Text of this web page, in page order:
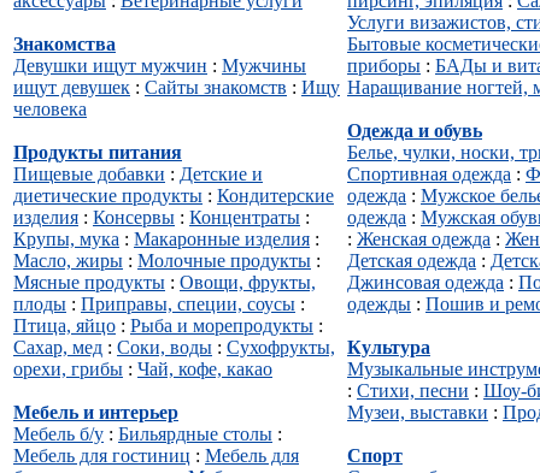
Знакомства
Девушки ищут мужчин : Мужчины
ищут девушек : Сайты знакомств : Ищу
человека
Продукты питания
Пищевые добавки : Детские и
диетические продукты : Кондитерские
изделия : Консервы : Концентраты :
Крупы, мука : Макаронные изделия :
Масло, жиры : Молочные продукты :
Мясные продукты : Овощи, фрукты,
плоды : Приправы, cпеции, cоусы :
Птица, яйцо : Рыба и морепродукты :
Сахар, мед : Соки, воды : Сухофрукты,
орехи, грибы : Чай, кофе, какао
Мебель и интерьер
Мебель б/у : Бильярдные столы :
Мебель для гостиниц : Мебель для
Услуги визажистов,
Бытовые
приборы : БАДы и
Наращивание ногтей,
Одежда и обувь
Белье, чулки, носки,
Спортивная одежда :
одежда : Мужское
одежда : Мужская
: Женская одежда :
Детская одежда :
Джинсовая одежда :
одежды : Пошив и
Культура
Музыкальные
: Стихи, песни : Шоу-
Музеи, выставки :
Спорт